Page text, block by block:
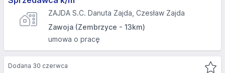
ZAJDA S.C. Danuta Zajda, Czesław Zajda
Zawoja (Zembrzyce - 13km)
umowa o pracę
Dodana 30 czerwca